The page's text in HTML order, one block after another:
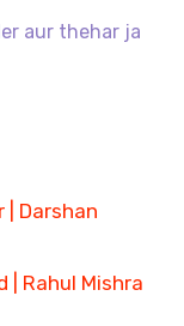
aur thehar ja
| Darshan
| Rahul Mishra